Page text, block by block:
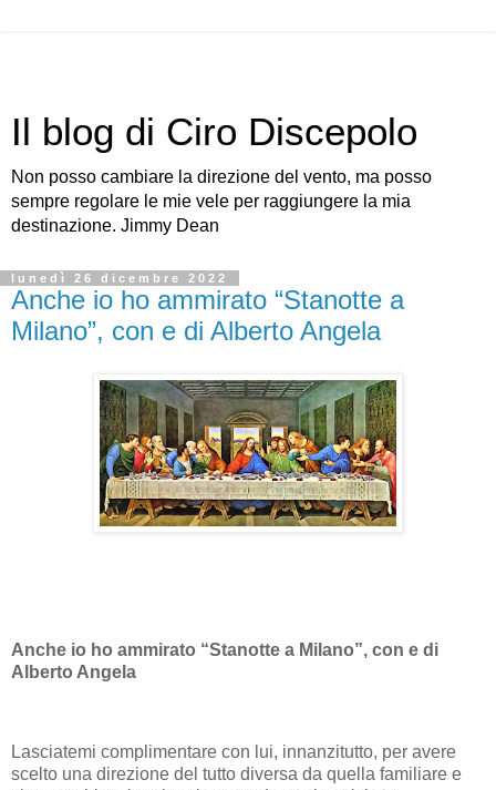
Il blog di Ciro Discepolo
Non posso cambiare la direzione del vento, ma posso
sempre regolare le mie vele per raggiungere la mia
destinazione. Jimmy Dean
lunedì 26 dicembre 2022
Anche io ho ammirato “Stanotte a
Milano”, con e di Alberto Angela
Anche io ho ammirato “Stanotte a Milano”, con e di
Alberto Angela
Lasciatemi complimentare con lui, innanzitutto, per avere
scelto una direzione del tutto diversa da quella familiare e